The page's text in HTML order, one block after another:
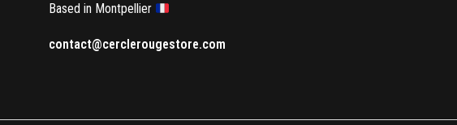
Based in Montpellier
contact@cerclerougestore.com